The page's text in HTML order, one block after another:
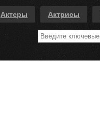
Актеры Актрисы